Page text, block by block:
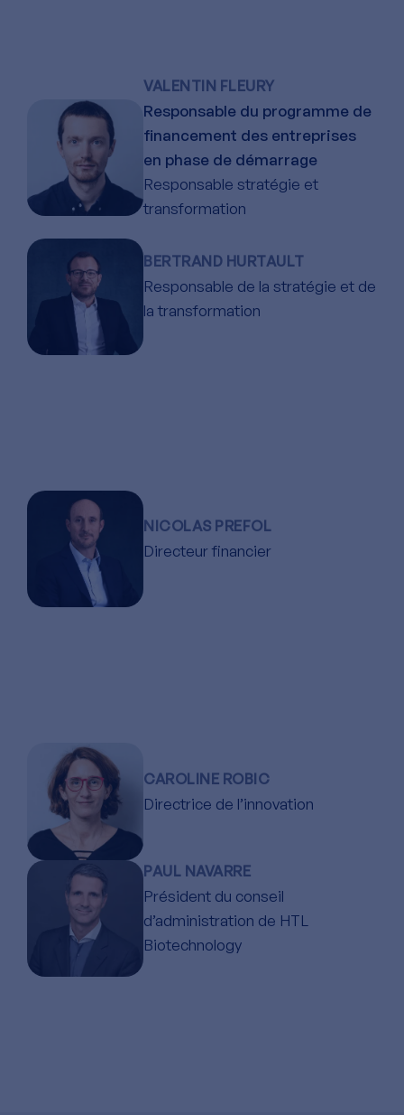
VALENTIN FLEURY
Responsable du programme de
financement des entreprises
en phase de démarrage
Responsable stratégie et
transformation
BERTRAND HURTAULT
Responsable de la stratégie et de
la transformation
NICOLAS PREFOL
Directeur financier
CAROLINE ROBIC
Directrice de l’innovation
PAUL NAVARRE
Président du conseil
d’administration de HTL
Biotechnology